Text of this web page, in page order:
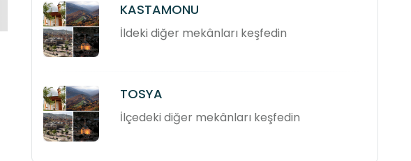
KASTAMONU
İldeki diğer mekânları keşfedin
TOSYA
İlçedeki diğer mekânları keşfedin